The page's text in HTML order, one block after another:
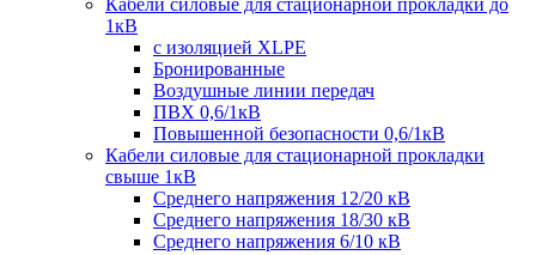
1кВ
c изоляцией XLPE
Бронированные
Воздушные линии передач
ПВХ 0,6/1кВ
Повышенной безопасности 0,6/1кВ
Кабели силовые для стационарной прокладки
свыше 1кВ
Среднего напряжения 12/20 кВ
Среднего напряжения 18/30 кВ
Среднего напряжения 6/10 кВ